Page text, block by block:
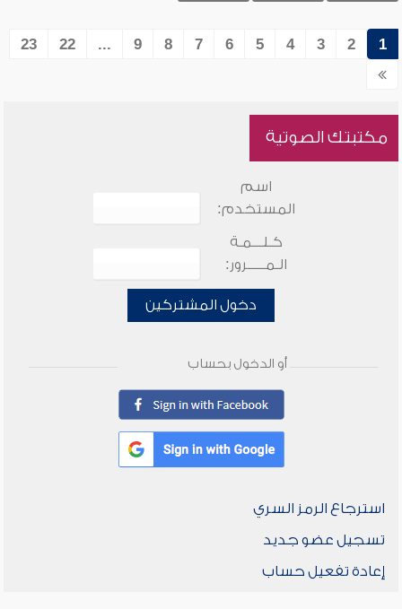
1
2
3
4
5
6
7
8
9
...
22
23
مكتبتك الصوتية
اسم
المستخدم:
كـلـــمـة
الـمـــــرور:
دخول المشتركين
أو الدخول بحساب
استرجاع الرمز السري
تسجيل عضو جديد
إعادة تفعيل حساب